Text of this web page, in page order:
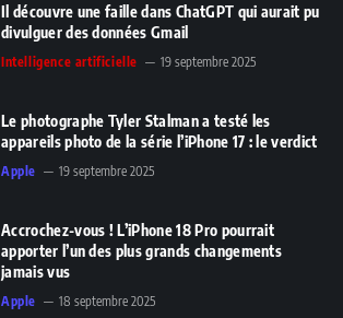
Il découvre une faille dans ChatGPT qui aurait pu
divulguer des données Gmail
Intelligence artificielle 19 septembre 2025
Le photographe Tyler Stalman a testé les
appareils photo de la série l’iPhone 17 : le verdict
Apple 19 septembre 2025
Accrochez-vous ! L’iPhone 18 Pro pourrait
apporter l’un des plus grands changements
jamais vus
Apple 18 septembre 2025